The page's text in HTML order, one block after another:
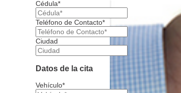
Cédula*
Teléfono de Contacto*
Ciudad
Datos de la cita
Vehículo*